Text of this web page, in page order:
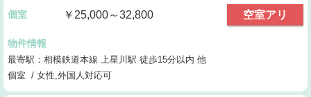
個室 ￥25,000～32,800 空室アリ
物件情報
最寄駅：相模鉄道本線 上星川駅 徒歩15分以内 他
個室 / 女性,外国人対応可